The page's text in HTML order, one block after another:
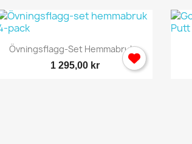
Snabbvy
Övningsflagg-Set Hemmabruk...
1 295,00 kr